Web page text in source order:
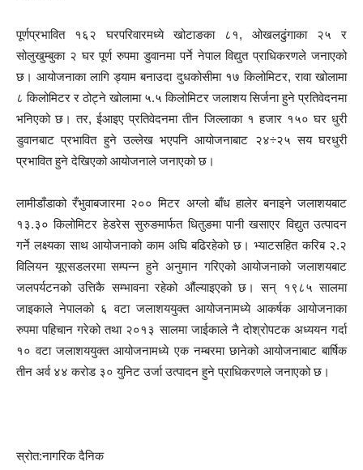
पूर्णप्रभावित १६२ घरपरिवारमध्ये खोटाङका ८१, ओखलढुंगाका २५ र
सोलुखुम्बुका २ घर पूर्ण रुपमा डुवानमा पर्ने नेपाल विद्युत प्राधिकरणले जनाएको
छ। आयोजनाका लागि ड्याम बनाउदा दुधकोसीमा १७ किलोमिटर, रावा खोलामा
८ किलोमिटर र ठोट्ने खोलामा ५.५ किलोमिटर जलाशय सिर्जना हुने प्रतिवेदनमा
भनिएको छ। तर, ईआइए प्रतिवेदनमा तीन जिल्लाका १ हजार १५० घर धुरी
डुवानबाट प्रभावित हुने उल्लेख भएपनि आयोजनाबाट २४÷२५ सय घरधुरी
प्रभावित हुने देखिएको आयोजनाले जनाएको छ।
लामीडाँडाको रँभुवाबजारमा २०० मिटर अग्लो बाँध हालेर बनाइने जलाशयबाट
१३.३० किलोमिटर हेडरेस सुरुङमार्फत धितुङमा पानी खसाएर विद्युत उत्पादन
गर्ने लक्ष्यका साथ आयोजनाको काम अघि बढिरहेको छ। भ्याटसहित करिब २.२
विलियन यूएसडलरमा सम्पन्न हुने अनुमान गरिएको आयोजनाको जलाशयबाट
जलपर्यटनको उत्तिकै सम्भावना रहेको औंल्याइएको छ। सन् १९८५ सालमा
जाइकाले नेपालको ६ वटा जलाशययुक्त आयोजनामध्ये आकर्षक आयोजनाका
रुपमा पहिचान गरेको तथा २०१३ सालमा जाईकाले नै दोश्रोपटक अध्ययन गर्दा
१० वटा जलाशययुक्त आयोजनामध्ये एक नम्बरमा छानेको आयोजनाबाट बार्षिक
तीन अर्व ४४ करोड ३० युनिट उर्जा उत्पादन हुने प्राधिकरणले जनाएको छ।
स्रोत:नागरिक दैनिक